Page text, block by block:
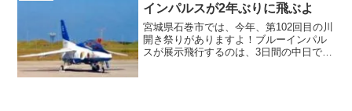
インパルスが2年ぶりに飛ぶよ
宮城県石巻市では、今年、第102回目の川
開き祭りがありますよ！ブルーインパル
スが展示飛行するのは、3日間の中日であ